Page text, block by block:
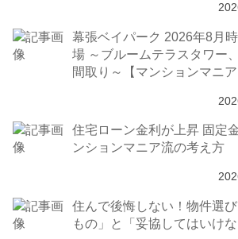
幕張ベイパーク 2026年8月
場 ～ブルームテラスタワー
間取り～【マンションマニア
住宅ローン金利が上昇 固定
ンションマニア流の考え方
住んで後悔しない！物件選
もの」と「妥協してはいけな